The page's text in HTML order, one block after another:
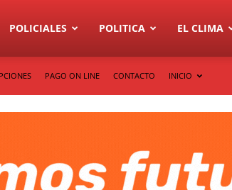
POLICIALES POLITICA EL CLIMA
PAGO ON LINE CONTACTO INICIO